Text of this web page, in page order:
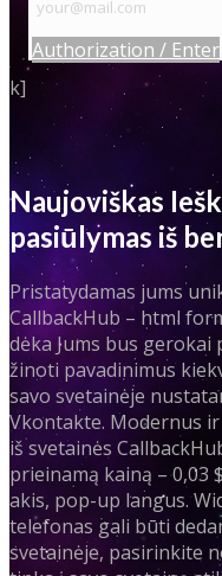
Authorization / Enter
k]
Naujoviškas
pasiūlymas iš
Pristatydamas jums
CallbackHub – html
dėka Jums bus
žinoti pavadinimus
savo svetainėje
Vkontakte. Modernus
iš svetainės
prieinamą kainą – 0,03
akis, pop-up langus.
telefonas gali būti
svetainėje, pasirinkite